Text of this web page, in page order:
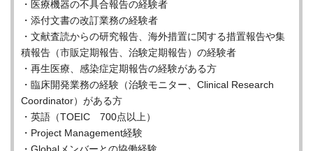
・医療機器の不具合報告の経験者
・添付文書の改訂業務の経験者
・文献査読からの研究報告、海外措置に関する措置報告や集
積報告（市販定期報告、治験定期報告）の経験者
・再生医療、感染症定期報告の経験がある方
・臨床開発業務の経験（治験モニター、Clinical Research
Coordinator）がある方
・英語（TOEIC 700点以上）
・Project Management経験